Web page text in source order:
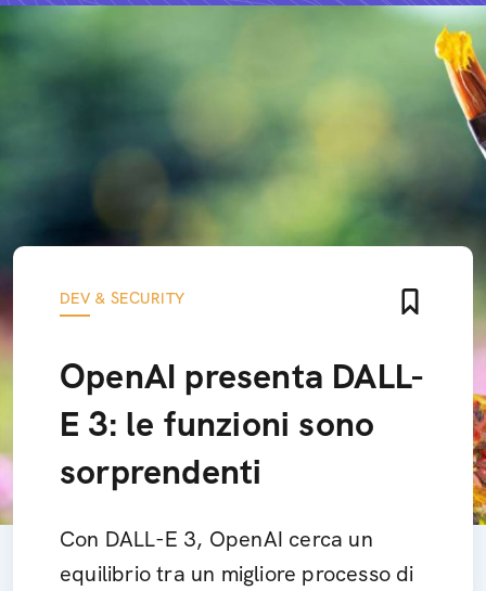
DEV & SECURITY
OpenAI presenta DALL-
E 3: le funzioni sono
sorprendenti
Con DALL-E 3, OpenAI cerca un
equilibrio tra un migliore processo di